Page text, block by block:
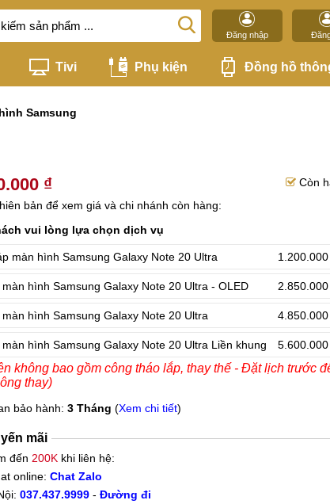
Đăng nhập
Tivi Phụ kiện Đồng hồ
Samsung
₫
Còn
bản để xem giá và chi nhánh còn hàng:
vui lòng lựa chọn dịch vụ
màn hình Samsung Galaxy Note 20 Ultra 1.200.000
hình Samsung Galaxy Note 20 Ultra - OLED 2.850.000
hình Samsung Galaxy Note 20 Ultra 4.850.000
hình Samsung Galaxy Note 20 Ultra Liền khung 5.600.000
không bao gồm công tháo lắp, thay thế - Đặt lịch trước
thay)
bảo hành: 3 Tháng (Xem chi tiết)
mãi
đến 200K khi liên hệ:
online: Chat Zalo
037.437.9999 - Đường đi